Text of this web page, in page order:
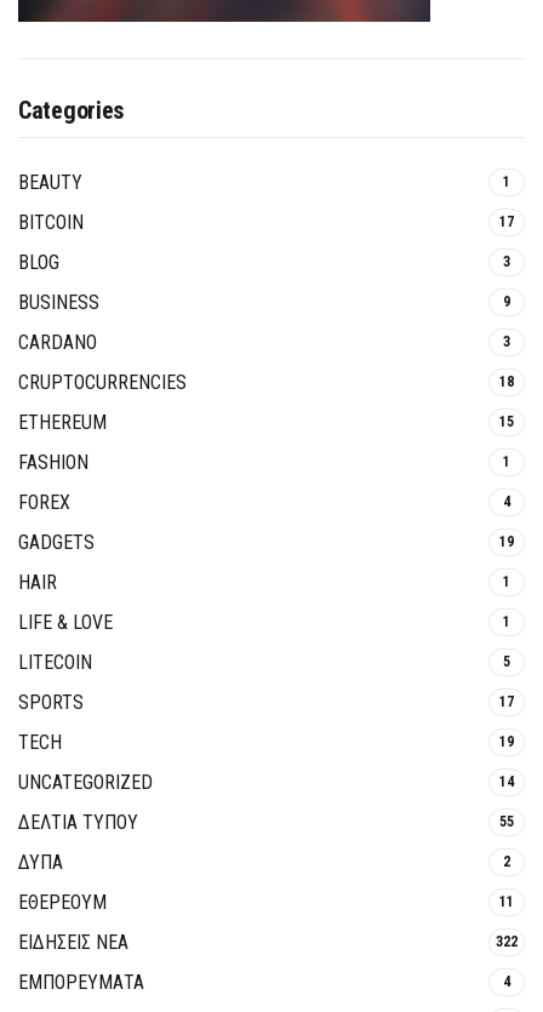
Categories
BEAUTY 1
BITCOIN 17
BLOG 3
BUSINESS 9
CARDANO 3
CRUPTOCURRENCIES 18
ETHEREUM 15
FASHION 1
FOREX 4
GADGETS 19
HAIR 1
LIFE & LOVE 1
LITECOIN 5
SPORTS 17
TECH 19
UNCATEGORIZED 14
ΔΕΛΤΙΑ ΤΥΠΟΥ 55
ΔΥΠΑ 2
ΕΘΈΡΕΟΥΜ 11
ΕΙΔΗΣΕΙΣ ΝΕΑ 322
ΕΜΠΟΡΕΥΜΑΤΑ 4